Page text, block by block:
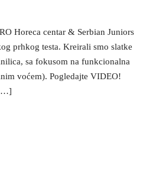
Horeca centar & Serbian Juniors
prhkog testa. Kreirali smo slatke
sa fokusom na funkcionalna
voćem). Pogledajte VIDEO!